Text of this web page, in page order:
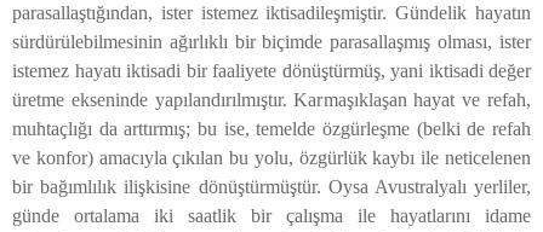
parasallaştığından, ister istemez iktisadileşmiştir. Gündelik hayatın
sürdürülebilmesinin ağırlıklı bir biçimde parasallaşmış olması, ister
istemez hayatı iktisadi bir faaliyete dönüştürmüş, yani iktisadi değer
üretme ekseninde yapılandırılmıştır. Karmaşıklaşan hayat ve refah,
muhtaçlığı da arttırmış; bu ise, temelde özgürleşme (belki de refah
ve konfor) amacıyla çıkılan bu yolu, özgürlük kaybı ile neticelenen
bir bağımlılık ilişkisine dönüştürmüştür. Oysa Avustralyalı yerliler,
günde ortalama iki saatlik bir çalışma ile hayatlarını idame